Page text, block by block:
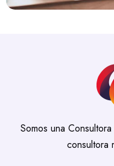
Somos una
consultora